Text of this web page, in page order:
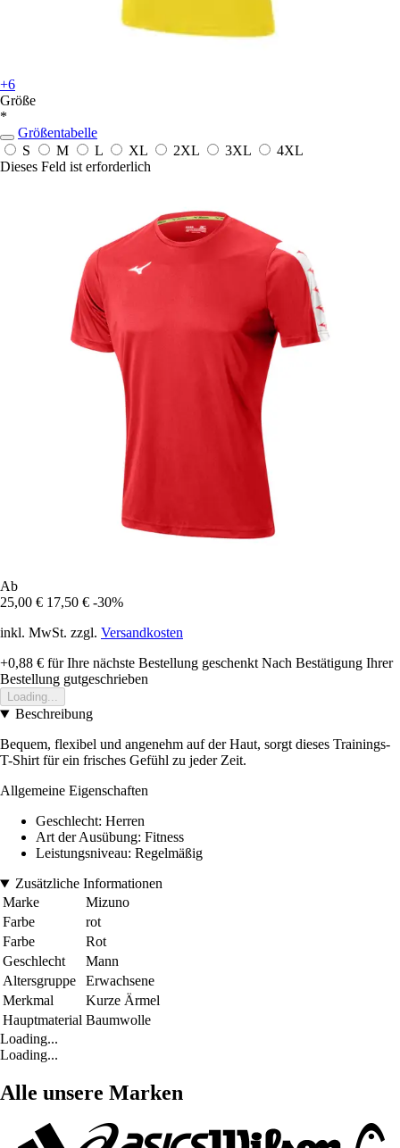
+6
Größe
*
Größentabelle
S
M L XL 2XL 3XL
4XL
Dieses Feld ist erforderlich
Ab
25,00 € 17,50 € -30%
inkl. MwSt. zzgl. Versandkosten
+0,88 € für Ihre nächste Bestellung geschenkt Nach Bestätigung Ihrer
Bestellung gutgeschrieben
Loading...
Beschreibung
Bequem, flexibel und angenehm auf der Haut, sorgt dieses Trainings-
T-Shirt für ein frisches Gefühl zu jeder Zeit.
Allgemeine Eigenschaften
Geschlecht: Herren
Art der Ausübung: Fitness
Leistungsniveau: Regelmäßig
Zusätzliche Informationen
Marke
Mizuno
Farbe
rot
Farbe
Rot
Geschlecht
Mann
Altersgruppe
Erwachsene
Merkmal
Kurze Ärmel
Hauptmaterial Baumwolle
Loading...
Loading...
Alle unsere Marken